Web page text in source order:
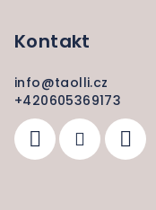
Kontakt
info@taolli.cz
+420605369173